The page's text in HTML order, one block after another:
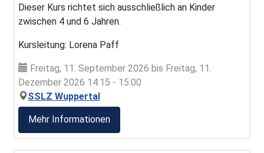
Dieser Kurs richtet sich ausschließlich an Kinder
zwischen 4 und 6 Jahren.
Kursleitung: Lorena Paff
Freitag, 11. September 2026 bis Freitag, 11.
Dezember 2026 14:15 - 15:00
SSLZ Wuppertal
Mehr Informationen